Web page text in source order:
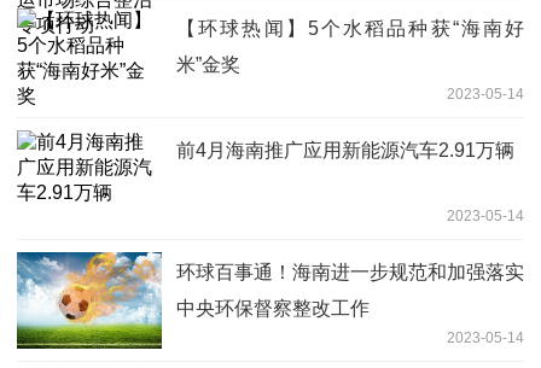
【环球热闻】5个水稻品种获“海南好
米”金奖
2023-05-14
前4月海南推广应用新能源汽车2.91万辆
2023-05-14
环球百事通！海南进一步规范和加强落实
中央环保督察整改工作
2023-05-14